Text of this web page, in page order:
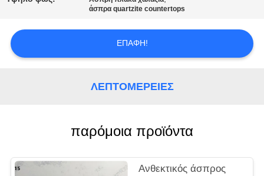
ΜΕ
ΕΙΔΉΣΕΙΣ
SITEMAP
άσπρα quartzite countertops
ΕΠΑΦΉ!
ΛΕΠΤΟΜΈΡΕΙΕΣ
παρόμοια προϊόντα
Ανθεκτικός άσπρος